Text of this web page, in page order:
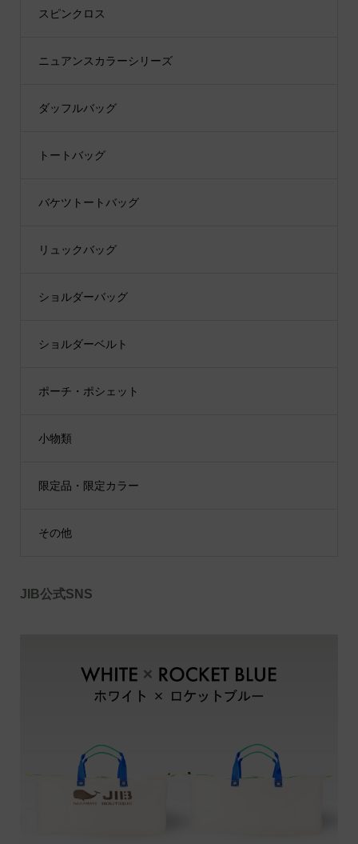
スピンクロス
ニュアンスカラーシリーズ
ダッフルバッグ
トートバッグ
バケツトートバッグ
リュックバッグ
ショルダーバッグ
ショルダーベルト
ポーチ・ポシェット
小物類
限定品・限定カラー
その他
JIB公式SNS